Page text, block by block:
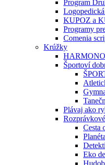
Program
KUPOZ a
Programy
Comenia
Krúžky
Športoví
Plávaj ako
Cesta
Eko